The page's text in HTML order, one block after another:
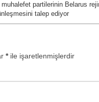
Yazı:
partilerinin Belarus
talep ediyor
*ile işaretlenmişlerdir